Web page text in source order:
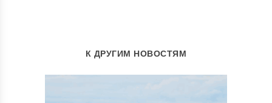
К ДРУГИМ НОВОСТЯМ